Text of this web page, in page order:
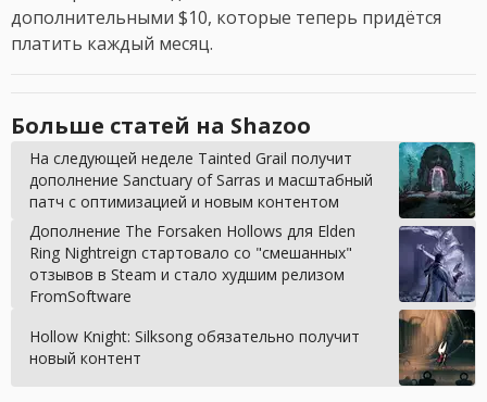
дополнительными $10, которые теперь придётся
платить каждый месяц.
Больше статей на Shazoo
На следующей неделе Tainted Grail получит
дополнение Sanctuary of Sarras и масштабный
патч с оптимизацией и новым контентом
Дополнение The Forsaken Hollows для Elden
Ring Nightreign стартовало со "смешанных"
отзывов в Steam и стало худшим релизом
FromSoftware
Hollow Knight: Silksong обязательно получит
новый контент